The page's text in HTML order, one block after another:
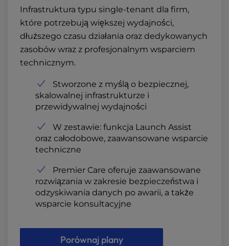
Infrastruktura typu single-tenant dla firm,
które potrzebują większej wydajności,
dłuższego czasu działania oraz dedykowanych
zasobów wraz z profesjonalnym wsparciem
technicznym.
Stworzone z myślą o bezpiecznej,
skalowalnej infrastrukturze i
przewidywalnej wydajności
W zestawie: funkcja Launch Assist
oraz całodobowe, zaawansowane wsparcie
techniczne
Premier Care oferuje zaawansowane
rozwiązania w zakresie bezpieczeństwa i
odzyskiwania danych po awarii, a także
wsparcie konsultacyjne
Porównaj plany